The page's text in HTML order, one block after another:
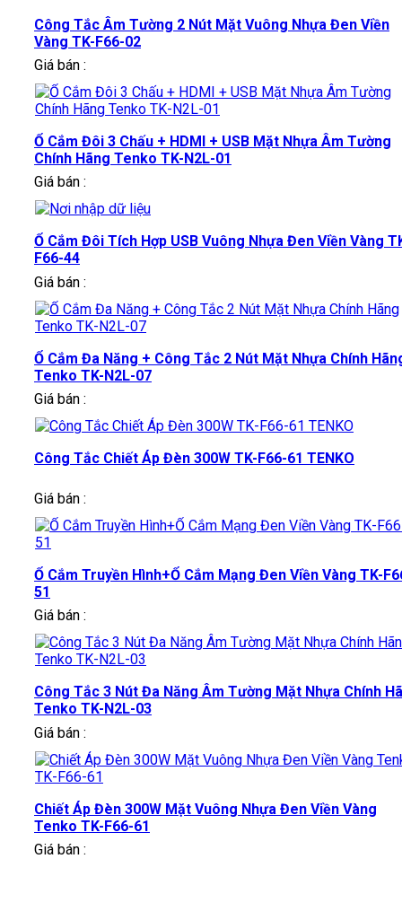
Công Tắc Âm Tường 2 Nút Mặt Vuông Nhựa Đen Viền
Vàng TK-F66-02
Giá bán :
Ổ Cắm Đôi 3 Chấu + HDMI + USB Mặt Nhựa Âm Tường
Chính Hãng Tenko TK-N2L-01
Giá bán :
Ổ Cắm Đôi Tích Hợp USB Vuông Nhựa Đen Viền Vàng
F66-44
Giá bán :
Ổ Cắm Đa Năng + Công Tắc 2 Nút Mặt Nhựa Chính
Tenko TK-N2L-07
Giá bán :
Công Tắc Chiết Áp Đèn 300W TK-F66-61 TENKO
Giá bán :
Ổ Cắm Truyền Hình+Ổ Cắm Mạng Đen Viền Vàng TK-
51
Giá bán :
Công Tắc 3 Nút Đa Năng Âm Tường Mặt Nhựa Chính
Tenko TK-N2L-03
Giá bán :
Chiết Áp Đèn 300W Mặt Vuông Nhựa Đen Viền Vàng
Tenko TK-F66-61
Giá bán :